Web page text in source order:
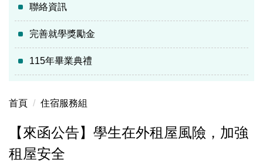
聯絡資訊
完善就學獎勵金
115年畢業典禮
首頁 住宿服務組
【來函公告】學生在外租屋風險，加強
租屋安全